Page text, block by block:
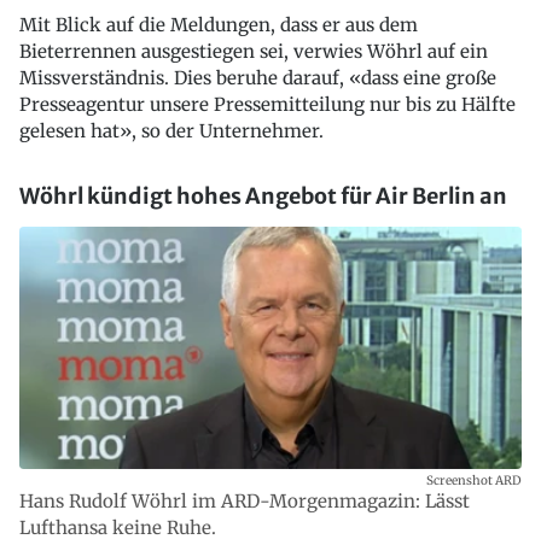
Mit Blick auf die Meldungen, dass er aus dem
Bieterrennen ausgestiegen sei, verwies Wöhrl auf ein
Missverständnis. Dies beruhe darauf, «dass eine große
Presseagentur unsere Pressemitteilung nur bis zu Hälfte
gelesen hat», so der Unternehmer.
Wöhrl kündigt hohes Angebot für Air Berlin an
Hans Rudolf Wöhrl im ARD-Morgenmagazin: Lässt
Lufthansa keine Ruhe.
Screenshot ARD